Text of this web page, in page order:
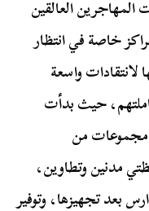
العالقين
خاصة في انتظار
لانتقادات واسعة
حيث بدأت
مجموعات من
مدنين وتطاوين،
بعد تجهيزها، وتوفير